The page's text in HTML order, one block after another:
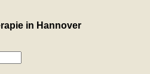
in Hannover